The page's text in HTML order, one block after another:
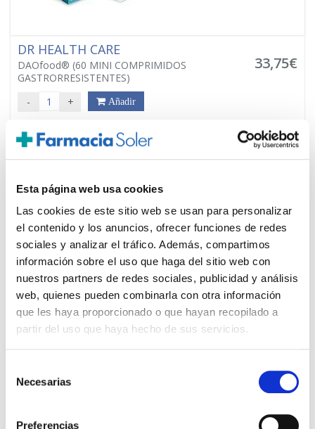
Esta página web usa cookies
Las cookies de este sitio web se usan para personalizar
el contenido y los anuncios, ofrecer funciones de redes
sociales y analizar el tráfico. Además, compartimos
información sobre el uso que haga del sitio web con
nuestros partners de redes sociales, publicidad y análisis
web, quienes pueden combinarla con otra información
que les haya proporcionado o que hayan recopilado a
partir del uso que haya hecho de sus servicios.
Necesarias
Preferencias
DR HEALTH CARE
DAOfood® (60 MINI COMPRIMIDOS
GASTRORRESISTENTES)
33,75€
- + Añadir
PRECIO ESPECIAL
PROPOLAID PROPOL C 1000MG
12,10€